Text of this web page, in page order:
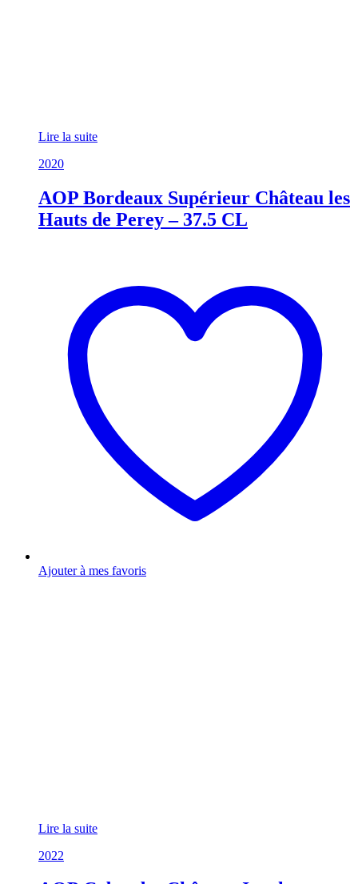
Lire la suite
2020
AOP Bordeaux Supérieur Château les
Hauts de Perey – 37.5 CL
Ajouter à mes favoris
Lire la suite
2022